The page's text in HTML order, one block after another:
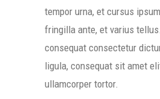
tempor urna, et cursus
fringilla ante, et varius
consequat consectetur
ligula, consequat sit amet
ullamcorper tortor.